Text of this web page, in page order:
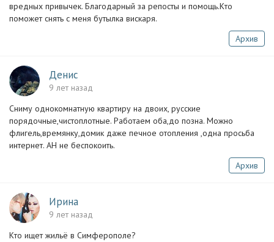
вредных привычек. Благодарный за репосты и помощь.Кто
поможет снять с меня бутылка вискаря.
Архив
Денис
9 лет назад
Сниму однокомнатную квартиру на двоих, русские
порядочные,чистоплотные. Работаем оба,до позна. Можно
флигель,времянку,домик даже печное отопления ,одна просьба
интернет. АН не беспокоить.
Архив
Ирина
9 лет назад
Кто ищет жильё в Симферополе?